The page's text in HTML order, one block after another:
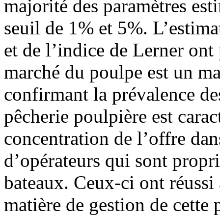
majorité des paramètres
seuil de 1% et 5%.
et de l’indice de Lerner
marché du poulpe est un
confirmant la prévalence
pêcherie poulpière est
concentration de l’offre
d’opérateurs qui sont
bateaux. Ceux-ci ont
matière de gestion de cette